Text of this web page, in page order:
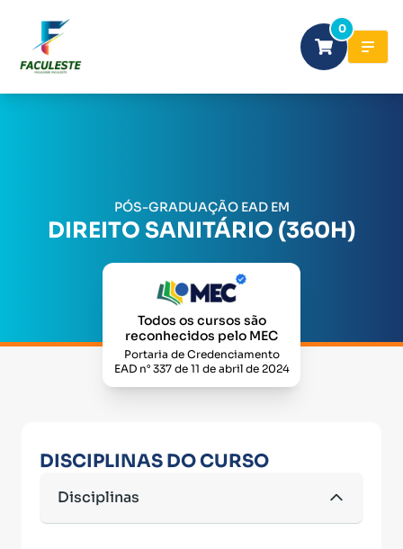
0
PÓS-GRADUAÇÃO EAD EM
DIREITO SANITÁRIO (360H)
Todos os cursos são
reconhecidos pelo MEC
Portaria de Credenciamento
EAD n° 337 de 11 de abril de 2024
DISCIPLINAS DO CURSO
Disciplinas